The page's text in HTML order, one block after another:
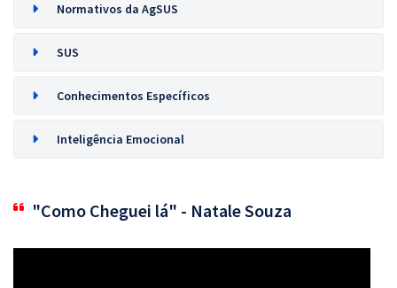
Normativos da AgSUS
SUS
Conhecimentos Específicos
Inteligência Emocional
"Como Cheguei lá" - Natale Souza